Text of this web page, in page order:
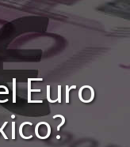
Euro